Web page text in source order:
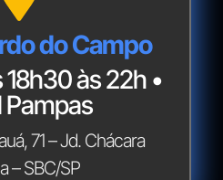
do Campo
às 22h •
Pampas
71 – Jd. Chácara
– SBC/SP